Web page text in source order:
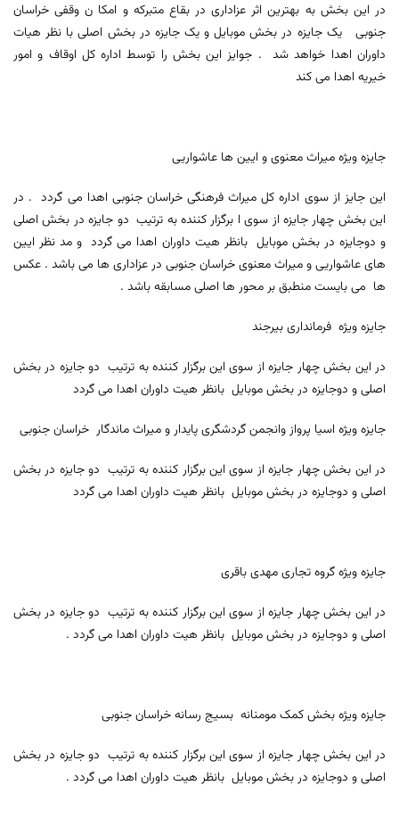
در این بخش به بهترین اثر عزاداری در بقاع متبرکه و امکا ن وقفی خراسان
جنوبی یک جایزه در بخش موبایل و یک جایزه در بخش اصلی با نظر هیات
داوران اهدا خواهد شد . جوایز این بخش را توسط اداره کل اوقاف و امور
خیریه اهدا می کند
جایزه ویژه میراث معنوی و ایین ها عاشواریی
این جایز از سوی اداره کل میراث فرهنگی خراسان جنوبی اهدا می گردد . در
این بخش چهار جایزه از سوی ا برگزار کننده به ترتیب دو جایزه در بخش اصلی
و دوجایزه در بخش موبایل بانظر هیت داوران اهدا می گردد و مد نظر ایین
های عاشواریی و میراث معنوی خراسان جنوبی در عزاداری ها می باشد . عکس
ها می بایست منطبق بر محور ها اصلی مسابقه باشد .
جایزه ویژه فرمانداری بیرجند
در این بخش چهار جایزه از سوی این برگزار کننده به ترتیب دو جایزه در بخش
اصلی و دوجایزه در بخش موبایل بانظر هیت داوران اهدا می گردد
جایزه ویژه اسیا پرواز وانجمن گردشگری پایدار و میراث ماندگار خراسان جنوبی
در این بخش چهار جایزه از سوی این برگزار کننده به ترتیب دو جایزه در بخش
اصلی و دوجایزه در بخش موبایل بانظر هیت داوران اهدا می گردد
جایزه ویژه گروه تجاری مهدی باقری
در این بخش چهار جایزه از سوی این برگزار کننده به ترتیب دو جایزه در بخش
اصلی و دوجایزه در بخش موبایل بانظر هیت داوران اهدا می گردد .
جایزه ویژه بخش کمک مومنانه بسیج رسانه خراسان جنوبی
در این بخش چهار جایزه از سوی این برگزار کننده به ترتیب دو جایزه در بخش
اصلی و دوجایزه در بخش موبایل بانظر هیت داوران اهدا می گردد .